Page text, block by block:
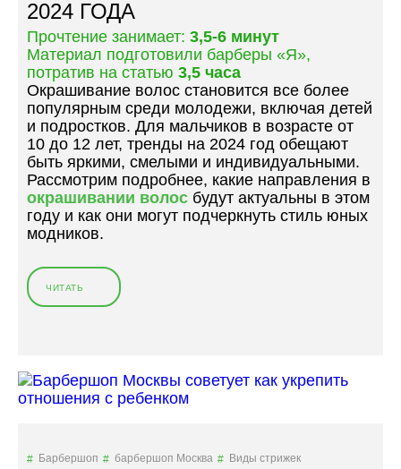
С
Н
О
С
Т
Ь
И
С
Т
И
Ь
»
В
О
Л
О
С
Д
Л
Я
П
А
Р
Н
Я
1
8
»
2024 ГОДА
Прочтение занимает: 3,5-6 минут
Материал подготовили барберы «Я»,
потратив на статью 3,5 часа
Окрашивание волос становится все более
популярным среди молодежи, включая детей
и подростков. Для мальчиков в возрасте от
10 до 12 лет, тренды на 2024 год обещают
быть яркими, смелыми и индивидуальными.
Рассмотрим подробнее, какие направления в
окрашивании волос будут актуальны в этом
году и как они могут подчеркнуть стиль юных
модников.
ЧИТАТЬ
О
Ш
И
Барбершоп барбершоп Москва
Виды стрижек